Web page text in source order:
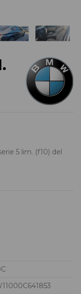
5 lim. (f10) del